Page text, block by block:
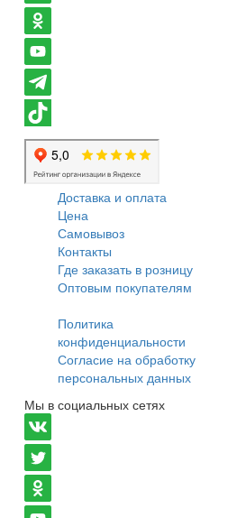
Доставка и оплата
Цена
Самовывоз
Контакты
Где заказать в розницу
Оптовым покупателям
Политика
конфиденциальности
Согласие на обработку
персональных данных
Мы в социальных сетях